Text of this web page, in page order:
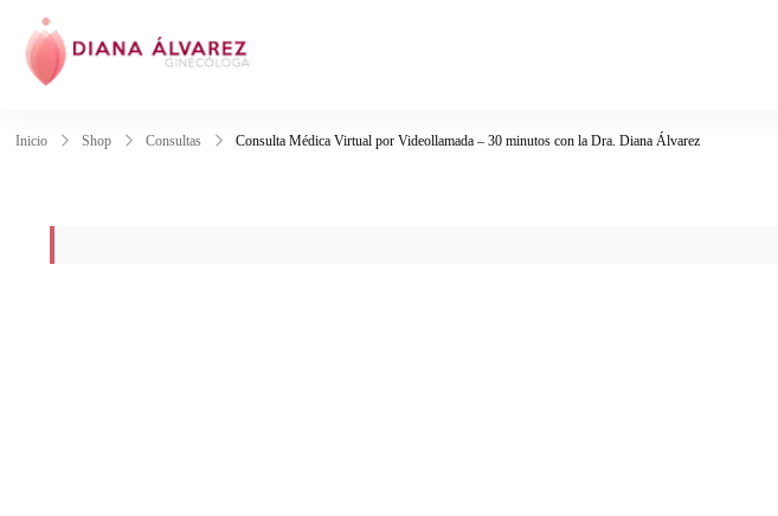
Inicio Shop Consultas Consulta Médica Virtual por Videollamada – 30 minutos con la Dra. Diana Álvarez